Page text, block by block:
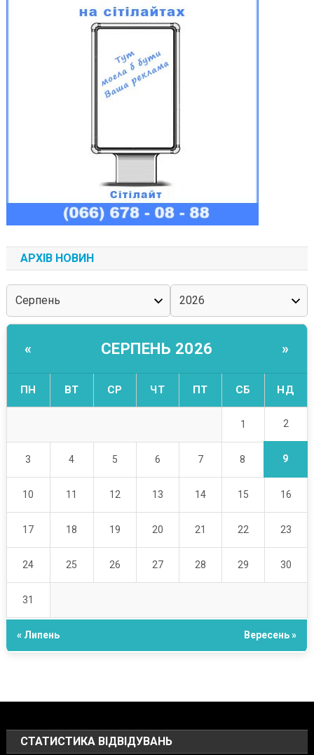
АРХІВ НОВИН
« СЕРПЕНЬ 2026 »
ПН ВТ СР ЧТ ПТ СБ НД
1 2
3 4 5 6 7 8 9
10 11 12 13 14 15 16
17 18 19 20 21 22 23
24 25 26 27 28 29 30
31
« Липень Вересень »
СТАТИСТИКА ВІДВІДУВАНЬ